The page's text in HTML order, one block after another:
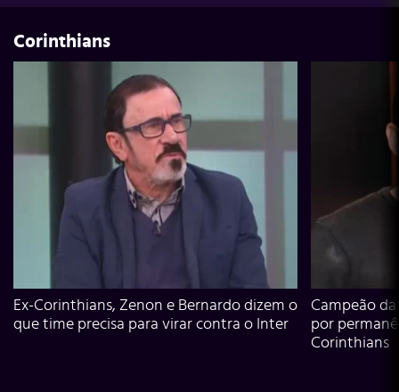
Corinthians
Ex-Corinthians, Zenon e Bernardo dizem o
que time precisa para virar contra o Inter
Campeão
por
Corinthians